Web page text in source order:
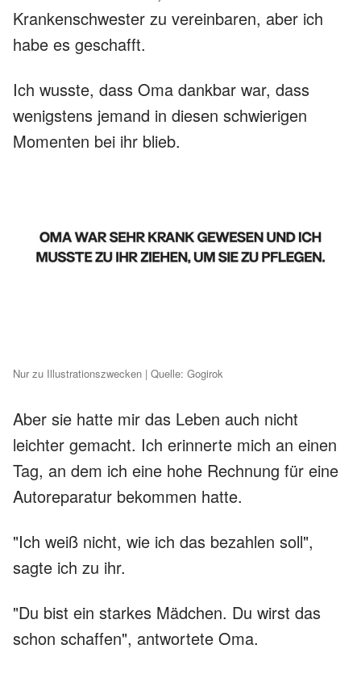
Krankenschwester zu vereinbaren, aber ich
habe es geschafft.
Ich wusste, dass Oma dankbar war, dass
wenigstens jemand in diesen schwierigen
Momenten bei ihr blieb.
Nur zu Illustrationszwecken | Quelle: Gogirok
Aber sie hatte mir das Leben auch nicht
leichter gemacht. Ich erinnerte mich an einen
Tag, an dem ich eine hohe Rechnung für eine
Autoreparatur bekommen hatte.
"Ich weiß nicht, wie ich das bezahlen soll",
sagte ich zu ihr.
"Du bist ein starkes Mädchen. Du wirst das
schon schaffen", antwortete Oma.